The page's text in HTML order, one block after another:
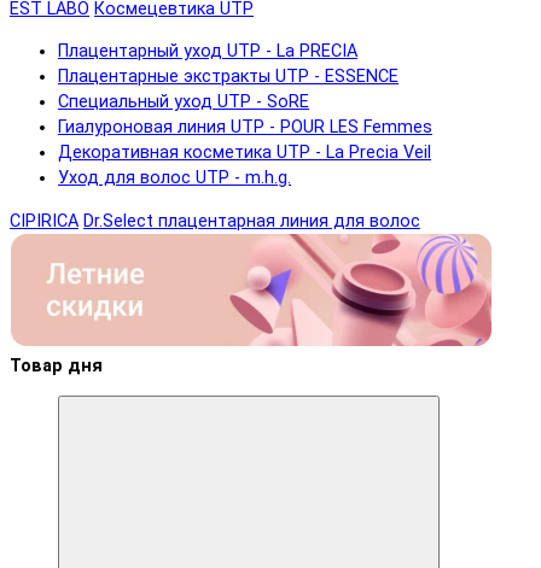
EST LABO Космецевтика UTP
Плацентарный уход UTP - La PRECIA
Плацентарные экстракты UTP - ESSENCE
Специальный уход UTP - SoRE
Гиалуроновая линия UTP - POUR LES Femmes
Декоративная косметика UTP - La Precia Veil
Уход для волос UTP - m.h.g.
CIPIRICA Dr.Select плацентарная линия для волос
Товар дня